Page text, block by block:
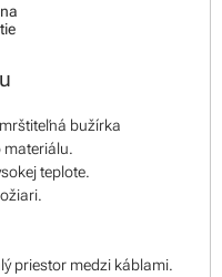
bužírka
materiálu.
teplote.
priestor medzi káblami.